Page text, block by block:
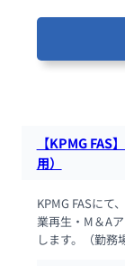
【KPMG
用）
KPMG FASにて
業再生・M＆A
します。（勤務